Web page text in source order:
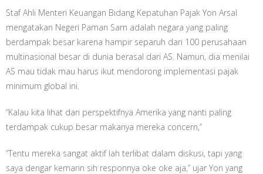
Staf Ahli Menteri Keuangan Bidang Kepatuhan Pajak Yon Arsal
mengatakan Negeri Paman Sam adalah negara yang paling
berdampak besar karena hampir separuh dari 100 perusahaan
multinasional besar di dunia berasal dari AS. Namun, dia menilai
AS mau tidak mau harus ikut mendorong implementasi pajak
minimum global ini.
“Kalau kita lihat dari perspektifnya Amerika yang nanti paling
terdampak cukup besar makanya mereka concern,”
“Tentu mereka sangat aktif lah terlibat dalam diskusi, tapi yang
saya dengar kemarin sih responnya oke oke aja,” ujar Yon yang